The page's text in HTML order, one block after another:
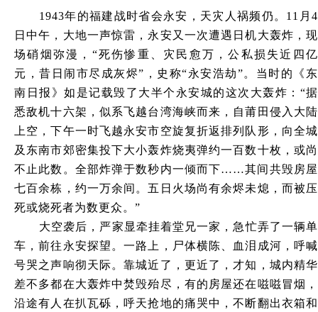
1943年的福建战时省会永安，天灾人祸频仍。 11月4
日中午，大地一声惊雷，永安又一次遭遇日机大轰炸，现
场硝烟弥漫，“死伤惨重、灾民愈万，公私损失近四亿
元，昔日闹市尽成灰烬”，史称“永安浩劫”。当时的《东
南日报》如是记载毁了大半个永安城的这次大轰炸：“据
悉敌机十六架，似系飞越台湾海峡而来，自莆田侵入大陆
上空，下午一时飞越永安市空旋复折返排列队形，向全城
及东南市郊密集投下大小轰炸烧夷弹约一百数十枚，或尚
不止此数。全部炸弹于数秒内一倾而下……其间共毁房屋
七百余栋，约一万余间。五日火场尚有余烬未熄，而被压
死或烧死者为数更众。”
大空袭后，严家显牵挂着堂兄一家，急忙弄了一辆单
车，前往永安探望。一路上，尸体横陈、血泪成河，呼喊
号哭之声响彻天际。靠城近了，更近了，才知，城内精华
差不多都在大轰炸中焚毁殆尽，有的房屋还在嗞嗞冒烟，
沿途有人在扒瓦砾，呼天抢地的痛哭中，不断翻出衣箱和